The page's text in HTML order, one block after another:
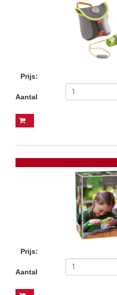
Prijs:
Aantal
Prijs:
Aantal